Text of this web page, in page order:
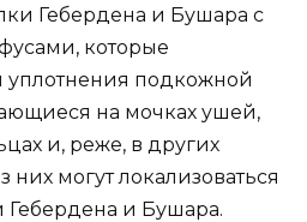
Гебердена и Бушара с
которые
уплотнения подкожной
на мочках ушей,
и, реже, в других
них могут локализоваться
и Бушара.